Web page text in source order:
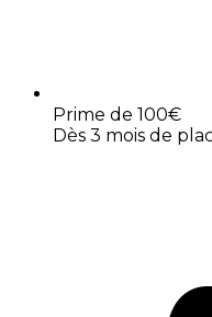
Prime de 100€
Dès 3 mois de